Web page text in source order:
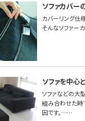
ソファカバー
カバーリング仕
そんなソファー
ソファを中心
ソファなどの大
組み合わせた時
因です。……